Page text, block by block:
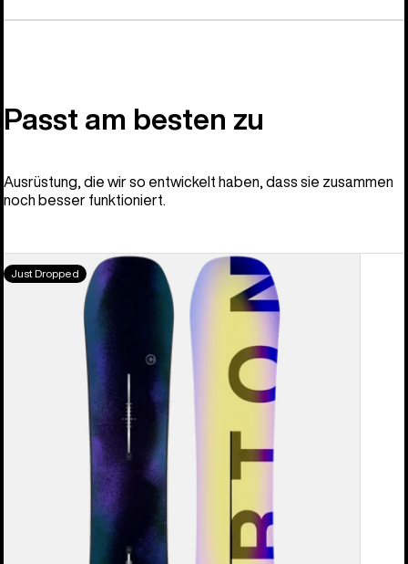
Passt am besten zu
Ausrüstung, die wir so entwickelt haben, dass sie zusammen
noch besser funktioniert.
Burton
Custom
Just Dropped